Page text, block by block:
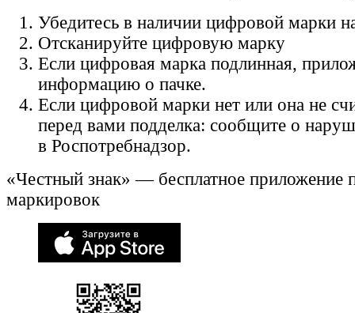
Убедитесь в наличии цифровой марки
Отсканируйте цифровую марку
Если цифровая марка подлинная,
информацию о пачке.
Если цифровой марки нет или она не
перед вами подделка: сообщите о
в Роспотребнадзор.
«Честный знак» — бесплатное приложение
маркировок